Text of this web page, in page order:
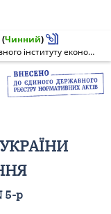
(Чинний)
Про реорганізацію Чернігівського державного інституту економіки і управління